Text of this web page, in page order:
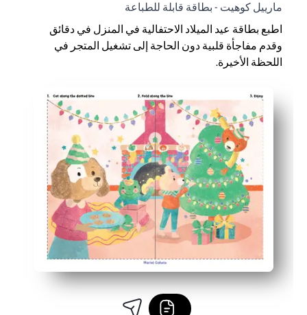
مارييل كوهيت - بطاقة قابلة للطباعة
اطبع بطاقة عيد الميلاد الاحتفالية في المنزل في دقائق
وقدم مفاجأة قلبية دون الحاجة إلى تشغيل المتجر في
اللحظة الأخيرة.
سهل للغاية: الطباعة والطي والتوقيع - بطاقة فورية بدون أي إعداد
متعة مناسبة للأطفال: تسمح للأطفال بتلوين الداخل أو إضافة
دائمًا في متناول اليد: أعد طباعة العدد الذي تحتاجه للمعلمين
تشطيب مصقول: تصميم واضح وعالي الجودة يبدو رائعًا على الورق